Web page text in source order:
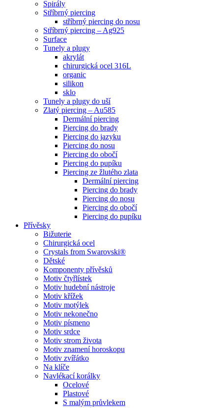
Spirály
Stříbrný piercing
stříbrný piercing do nosu
Stříbrný piercing – Ag925
Surface
Tunely a plugy
akrylát
chirurgická ocel 316L
organic
silikon
sklo
Tunely a plugy do uší
Zlatý piercing – Au585
Dermální piercing
Piercing do brady
Piercing do jazyku
Piercing do nosu
Piercing do obočí
Piercing do pupíku
Piercing ze žlutého zlata
Dermální piercing
Piercing do brady
Piercing do nosu
Piercing do obočí
Piercing do pupíku
Přívěsky
Bižuterie
Chirurgická ocel
Crystals from Swarovski®
Dětské
Komponenty přívěsků
Motiv čtyřlístek
Motiv hudební nástroje
Motiv křížek
Motiv motýlek
Motiv nekonečno
Motiv písmeno
Motiv srdce
Motiv strom života
Motiv znamení horoskopu
Motiv zvířátko
Na klíče
Navlékací korálky
Ocelové
Plastové
S malým průvlekem